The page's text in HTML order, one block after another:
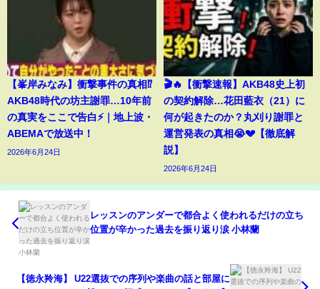
【峯岸みなみ】衝撃事件の真相⁉️
AKB48時代の坊主謝罪…10年前
の真実をここで告白⚡️｜地上波・
ABEMAで放送中！
2026年6月24日
🎬🔥【衝撃速報】AKB48史上初
の契約解除…花田藍衣（21）に
何が起きたのか？丸刈り謝罪と
運営発表の真相😭💔【徹底解
説】
2026年6月24日
レッスンのアンダーで都合よく使われるだけの立ち
位置が辛かった過去を振り返り涙 小林蘭
【徳永羚海】 U22選抜での序列や楽曲の話と部屋に